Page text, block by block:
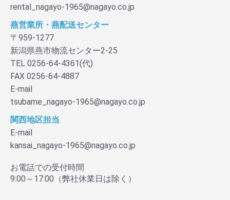
rental_nagayo-1965@nagayo.co.jp
燕営業所・燕配送センター
〒959-1277
新潟県燕市物流センター2-25
TEL 0256-64-4361(代)
FAX 0256-64-4887
E-mail
tsubame_nagayo-1965@nagayo.co.jp
関西地区担当
E-mail
kansai_nagayo-1965@nagayo.co.jp
お電話での受付時間
9:00～17:00（弊社休業日は除く）